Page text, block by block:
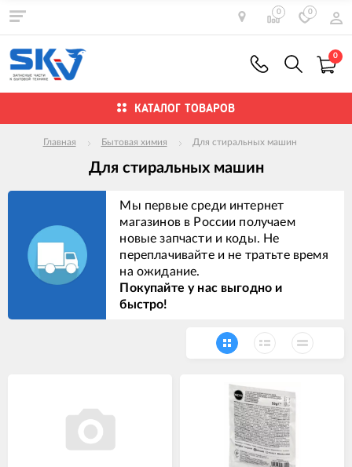
0 0
0
КАТАЛОГ ТОВАРОВ
Главная Бытовая химия Для стиральных машин
Для стиральных машин
Мы первые среди интернет
магазинов в России получаем
новые запчасти и коды. Не
переплачивайте и не тратьте время
на ожидание.
Покупайте у нас выгодно и
быстро!